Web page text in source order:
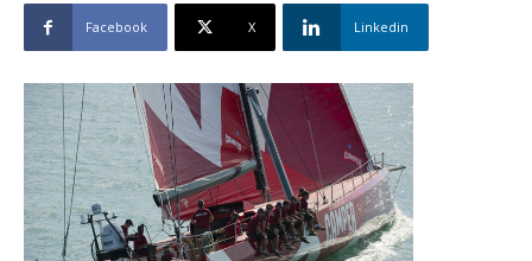
Facebook X Linkedin